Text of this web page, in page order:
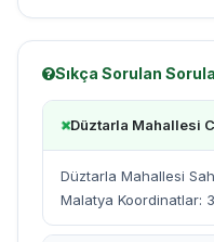
Sıkça Sorulan
Düztarla Mahallesi
Düztarla Mahallesi
Malatya Koordinatlar: